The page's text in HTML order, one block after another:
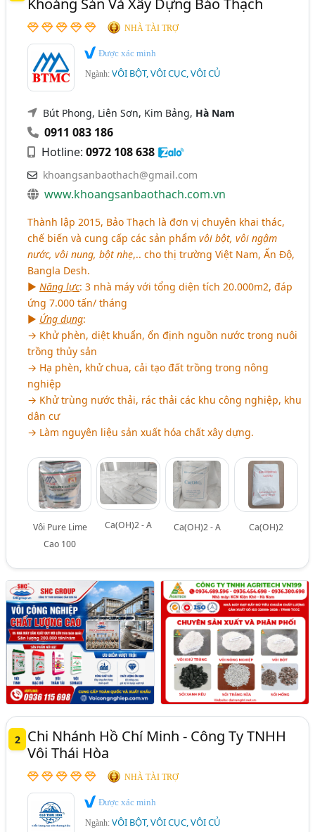
Bột Nhẹ, Bột Nhẹ Caco3 (12)
NHÀ TÀI TRỢ
Được xác minh
Ngành:VÔI BỘT, VÔI CỤC, VÔI CỦ
Bút Phong, Liên Sơn, Kim Bảng, Hà Nam
0911 083 186
Hotline:0972 108 638
khoangsanbaothach@gmail.com
www.khoangsanbaothach.com.vn
Thành lập 2015, Bảo Thạch là đơn vị chuyên khai thác,
chế biến và cung cấp các sản phẩm vôi bột, vôi ngậm
nước, vôi nung, bột nhẹ,.. cho thị trường Việt Nam, Ấn Độ,
Bangla Desh.
►Năng lực: 3 nhà máy với tổng diện tích 20.000m2, đáp
ứng 7.000 tấn/ tháng
► Ứng dụng:
→ Khử phèn, diệt khuẩn, ổn định nguồn nước trong nuôi
trồng thủy sản
→ Hạ phèn, khử chua, cải tạo đất trồng trong nông
nghiệp
→ Khử trùng nước thải, rác thải các khu công nghiệp, khu
dân cư
→ Làm nguyên liệu sản xuất hóa chất xây dựng.
Vôi Pure Lime
Cao 100
Ca(OH)2 - A Ca(OH)2 - A Ca(OH)2
2
Chi Nhánh Hồ Chí Minh - Công Ty TNHH
Vôi Thái Hòa
NHÀ TÀI TRỢ
Được xác minh
Ngành:VÔI BỘT, VÔI CỤC, VÔI CỦ